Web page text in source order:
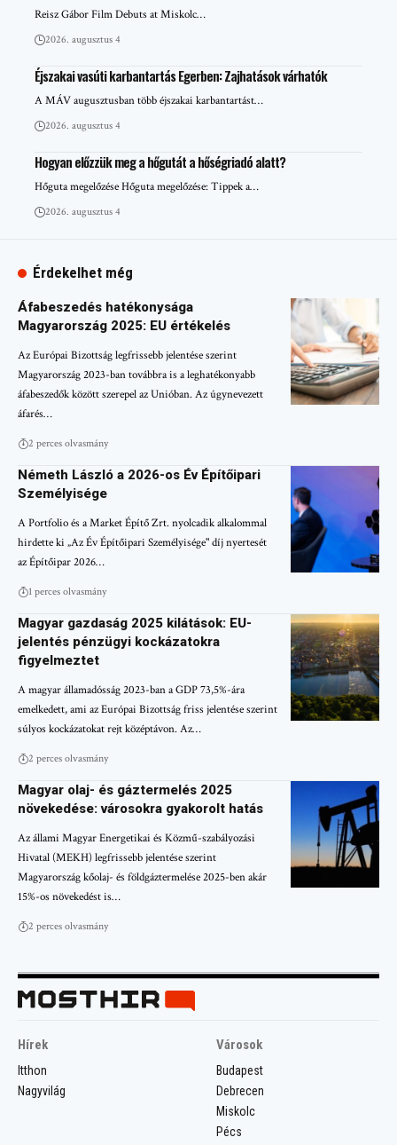
Reisz Gábor Film Debuts at Miskolc…
2026. augusztus 4
Éjszakai vasúti karbantartás Egerben: Zajhatások várhatók
A MÁV augusztusban több éjszakai karbantartást…
2026. augusztus 4
Hogyan előzzük meg a hőgutát a hőségriadó alatt?
Hőguta megelőzése Hőguta megelőzése: Tippek a…
2026. augusztus 4
Érdekelhet még
Áfabeszedés hatékonysága
Magyarország 2025: EU értékelés
Az Európai Bizottság legfrissebb jelentése szerint
Magyarország 2023-ban továbbra is a leghatékonyabb
áfabeszedők között szerepel az Unióban. Az úgynevezett
áfarés…
2 perces olvasmány
Németh László a 2026-os Év Építőipari
Személyisége
A Portfolio és a Market Építő Zrt. nyolcadik alkalommal
hirdette ki „Az Év Építőipari Személyisége" díj nyertesét
az Építőipar 2026…
1 perces olvasmány
Magyar gazdaság 2025 kilátások: EU-
jelentés pénzügyi kockázatokra
figyelmeztet
A magyar államadósság 2023-ban a GDP 73,5%-ára
emelkedett, ami az Európai Bizottság friss jelentése szerint
súlyos kockázatokat rejt középtávon. Az…
2 perces olvasmány
Magyar olaj- és gáztermelés 2025
növekedése: városokra gyakorolt hatás
Az állami Magyar Energetikai és Közmű-szabályozási
Hivatal (MEKH) legfrissebb jelentése szerint
Magyarország kőolaj- és földgáztermelése 2025-ben akár
15%-os növekedést is…
2 perces olvasmány
Hírek
Itthon
Nagyvilág
Városok
Budapest
Debrecen
Miskolc
Pécs